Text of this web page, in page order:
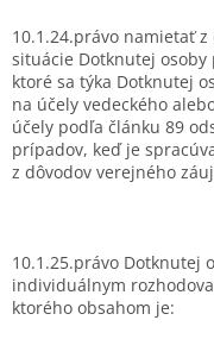
10.1.24.právo namietať
situácie Dotknutej
ktoré sa týka Dotknutej
na účely vedeckého
účely podľa článku 89
prípadov, keď je
z dôvodov verejného
10.1.25.právo Dotknutej
individuálnym
ktorého obsahom je: